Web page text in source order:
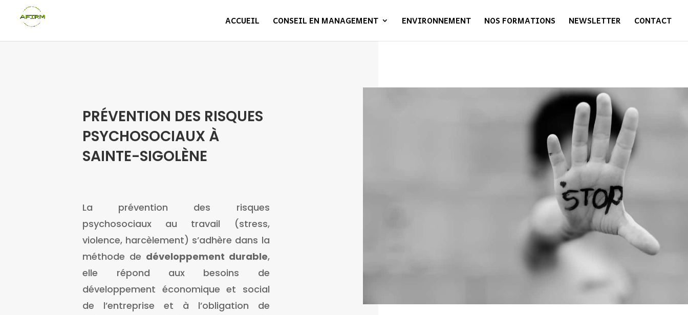
ACCUEIL CONSEIL EN MANAGEMENT ENVIRONNEMENT NOS FORMATIONS NEWSLETTER CONTACT
PRÉVENTION DES RISQUES
PSYCHOSOCIAUX À
SAINTE-SIGOLÈNE
La prévention des risques
psychosociaux au travail (stress,
violence, harcèlement) s’adhère dans la
méthode de développement durable,
elle répond aux besoins de
développement économique et social
de l’entreprise et à l’obligation de